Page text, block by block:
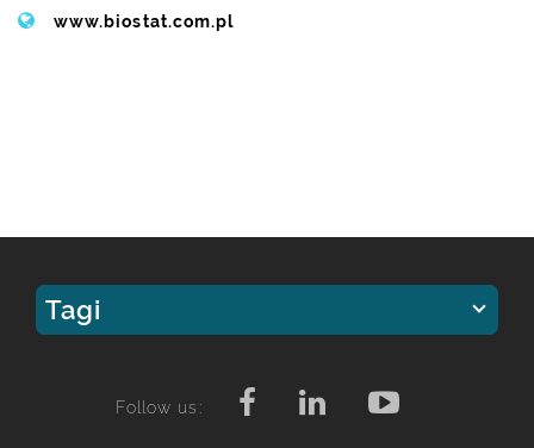
www.biostat.com.pl
Tagi
Follow us: